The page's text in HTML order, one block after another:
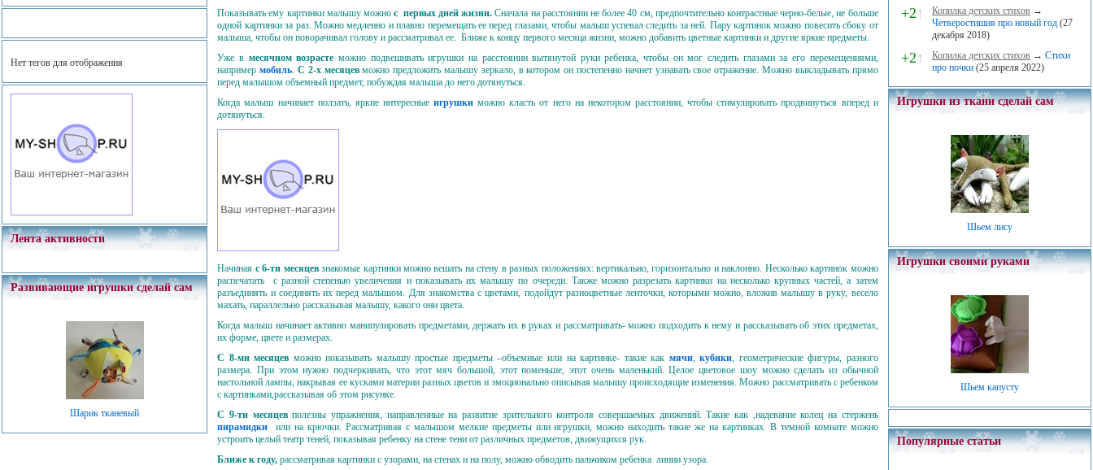
Нет тегов для отображения
Лента активности
Развивающие игрушки сделай сам
Шарик тканевый
Показывать ему картинки малышу можнос первых дней жизни. Сначала на расстоянии не более 40 см, предпочтительно контрастные черно-белые, не больше
одной картинки за раз. Можно медленно и плавно перемещать ее перед глазами, чтобы малыш успевал следить за ней. Пару картинок можно повесить сбоку от
малыша, чтобы он поворачивал голову и рассматривал ее. Ближе к концу первого месяца жизни, можно добавить цветные картинки и другие яркие предметы.
Уже в месячном возрасте можно подвешивать игрушки на расстоянии вытянутой руки ребенка, чтобы он мог следить глазами за его перемещениями,
напримермобиль. С 2-х месяцевможно предложить малышу зеркало, в котором он постепенно начнет узнавать свое отражение. Можно выкладывать прямо
перед малышом объемный предмет, побуждая малыша до него дотянуться.
Когда малыш начинает ползать, яркие интересныеигрушки можно класть от него на некотором расстоянии, чтобы стимулировать продвинуться вперед и
дотянуться.
Начиная с 6-ти месяцевзнакомые картинки можно вешать на стену в разных положениях: вертикально, горизонтально и наклонно. Несколько картинок можно
распечатать с разной степенью увеличения и показывать их малышу по очереди. Также можно разрезать картинки на несколько крупных частей, а затем
разъединять и соединять их перед малышом. Для знакомства с цветами, подойдут разноцветные ленточки, которыми можно, вложив малышу в руку, весело
махать, параллельно рассказывая малышу, какого они цвета.
Когда малыш начинает активно манипулировать предметами, держать их в руках и рассматривать- можно подходить к нему и рассказывать об этих предметах,
их форме, цвете и размерах.
С 8-ми месяцев можно показывать малышу простые предметы –объемные или на картинке- такие как мячи,кубики, геометрические фигуры, разного
размера. При этом нужно подчеркивать, что этот мяч большой, этот поменьше, этот очень маленький. Целое цветовое шоу можно сделать из обычной
настольной лампы, накрывая ее кусками материи разных цветов и эмоционально описывая малышу происходящие изменения. Можно рассматривать с ребенком
с картинками,рассказывая об этом рисунке.
С 9-ти месяцевполезны упражнения, направленные на развитие зрительного контроля совершаемых движений. Такие как ,надевание колец на стержень
пирамидки или на крючки. Рассматривая с малышом мелкие предметы или игрушки, можно находить такие же на картинках. В темной комнате можно
устроить целый театр теней, показывая ребенку на стене тени от различных предметов, движущихся рук.
Ближе к году, рассматривая картинки с узорами, на стенах и на полу, можно обводить пальчиком ребенка линии узора.
+2↑ Копилка детских стихов →
Четверостишия про новый год (27
декабря 2018)
+2↑ Копилка детских стихов → Стихи
про почки (25 апреля 2022)
Игрушки из ткани сделай сам
Шьем лису
Игрушки своими руками
Шьем капусту
Популярные статьи